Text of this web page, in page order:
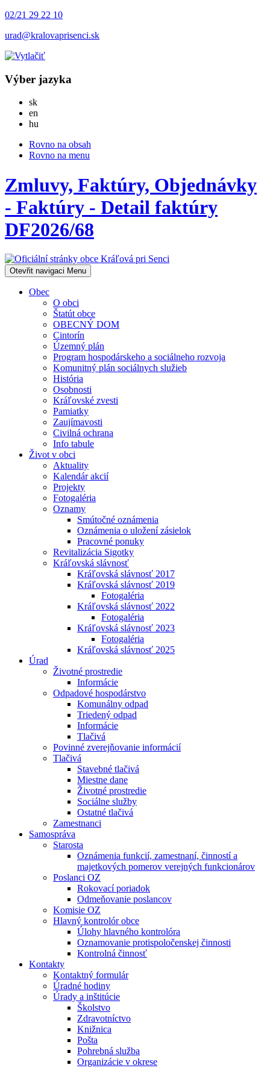
02/21 29 22 10
urad@kralovaprisenci.sk
Výber jazyka
skSlovensky
en
hu
Rovno na obsah
Rovno na menu
Zmluvy, Faktúry, Objednávky
- Faktúry - Detail faktúry
DF2026/68
Otevřit navigaci Menu
Obec
O obci
Štatút obce
OBECNÝ DOM
Cintorín
Územný plán
Program hospodárskeho a sociálneho rozvoja
Komunitný plán sociálnych služieb
História
Osobnosti
Kráľovské zvesti
Pamiatky
Zaujímavosti
Civilná ochrana
Info tabule
Život v obci
Aktuality
Kalendár akcií
Projekty
Fotogaléria
Oznamy
Smútočné oznámenia
Oznámenia o uložení zásielok
Pracovné ponuky
Revitalizácia Sigotky
Kráľovská slávnosť
Kráľovská slávnosť 2017
Kráľovská slávnosť 2019
Fotogaléria
Kráľovská slávnosť 2022
Fotogaléria
Kráľovská slávnosť 2023
Fotogaléria
Kráľovská slávnosť 2025
Úrad
Životné prostredie
Informácie
Odpadové hospodárstvo
Komunálny odpad
Triedený odpad
Informácie
Tlačivá
Povinné zverejňovanie informácií
Tlačivá
Stavebné tlačivá
Miestne dane
Životné prostredie
Sociálne služby
Ostatné tlačivá
Zamestnanci
Samospráva
Starosta
Oznámenia funkcií, zamestnaní, činností a
majetkových pomerov verejných funkcionárov
Poslanci OZ
Rokovací poriadok
Odmeňovanie poslancov
Komisie OZ
Hlavný kontrolór obce
Úlohy hlavného kontrolóra
Oznamovanie protispoločenskej činnosti
Kontrolná činnosť
Kontakty
Kontaktný formulár
Úradné hodiny
Úrady a inštitúcie
Školstvo
Zdravotníctvo
Knižnica
Pošta
Pohrebná služba
Organizácie v okrese